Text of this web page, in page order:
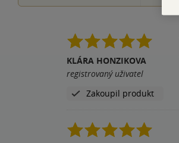
KLÁRA HONZIKOVA
registrovaný uživatel
Zakoupil produkt